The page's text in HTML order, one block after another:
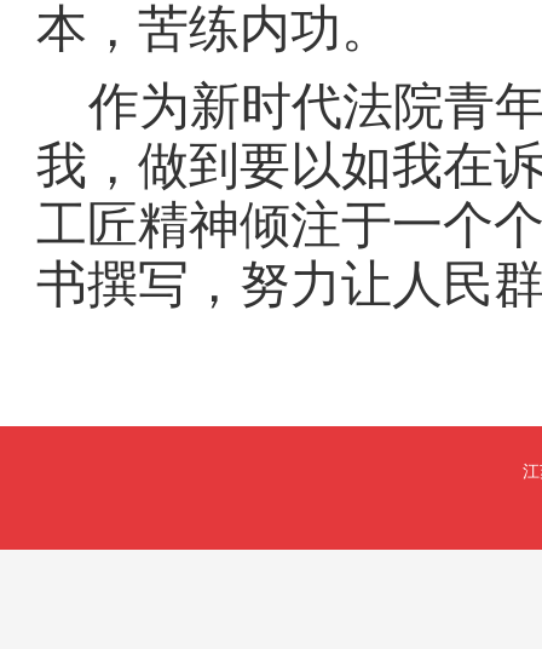
本，苦练内功。
作为新时代法院青
我，做到要以如我在
工匠精神倾注于一个
书撰写，努力让人民